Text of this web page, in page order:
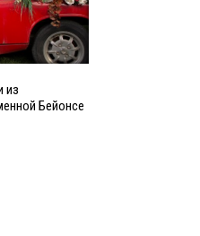
из
Бейонсе